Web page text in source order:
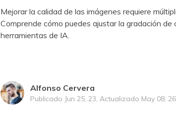
Mejorar la calidad de las imágenes requiere
Comprende cómo puedes ajustar la gradación
herramientas de IA.
Alfonso Cervera
Publicado Jun 25, 23, Actualizado May 08, 26